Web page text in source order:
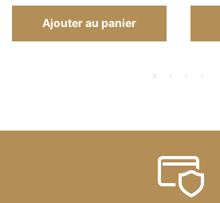
Ajouter au panier